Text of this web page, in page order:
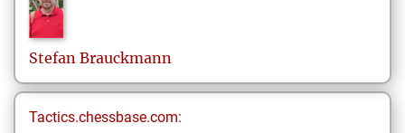
Stefan Brauckmann
Tactics.chessbase.com: